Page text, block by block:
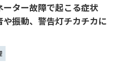
ーター故障で起こる症状
や振動、警告灯チカチカに